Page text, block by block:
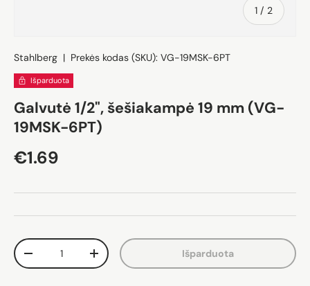
1 / iš
2
Stahlberg | Prekės kodas (SKU): VG-19MSK-6PT
Išparduota
Galvutė 1/2", šešiakampė 19 mm (VG-
19MSK-6PT)
Įprasta kaina
€1.69
Kiekis
Sumažinti kiekįPadidinti kiekį Išparduota